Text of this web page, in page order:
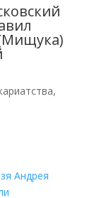
,